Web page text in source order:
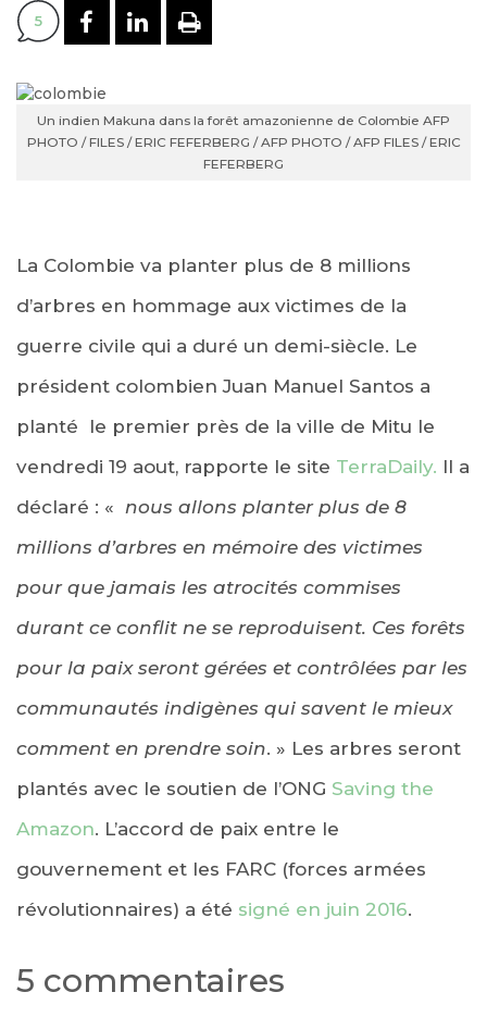
5 PARTAGER SUR FACEBOOK
PARTAGER SUR
IMPRIMER
Un indien Makuna dans la forêt amazonienne de Colombie AFP
PHOTO / FILES / ERIC FEFERBERG / AFP PHOTO / AFP FILES / ERIC
FEFERBERG
La Colombie va planter plus de 8 millions
d’arbres en hommage aux victimes de la
guerre civile qui a duré un demi-siècle. Le
président colombien Juan Manuel Santos a
planté le premier près de la ville de Mitu le
vendredi 19 aout, rapporte le site TerraDaily. Il a
déclaré : « nous allons planter plus de 8
millions d’arbres en mémoire des victimes
pour que jamais les atrocités commises
durant ce conflit ne se reproduisent. Ces forêts
pour la paix seront gérées et contrôlées par les
communautés indigènes qui savent le mieux
comment en prendre soin. » Les arbres seront
plantés avec le soutien de l’ONG Saving the
Amazon. L’accord de paix entre le
gouvernement et les FARC (forces armées
révolutionnaires) a été signé en juin 2016.
5 commentaires